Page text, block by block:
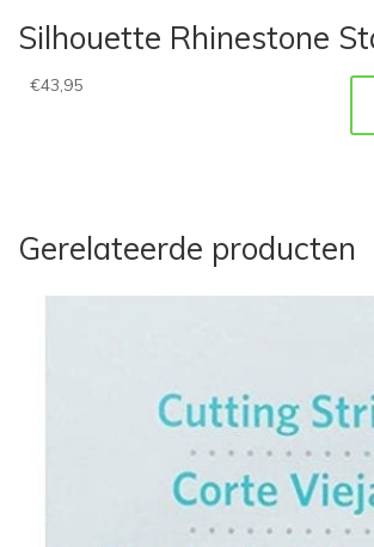
Silhouette Rhinestone
€43,95
Gerelateerde producten